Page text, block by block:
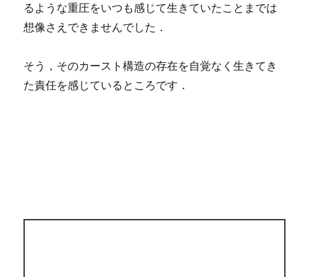
るような重圧をいつも感じて生きていたことまでは
想像さえできませんでした．
そう，そのカースト構造の存在を自覚なく生きてき
た責任を感じているところです．